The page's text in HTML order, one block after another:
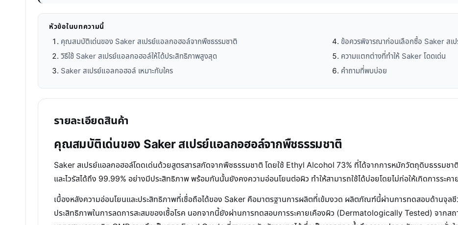
หัวข้อในบทความนี้
คุณสมบัติเด่นของ Saker สเปรย์แอลกอฮอล์จากพืชธรรมชาติ
วิธีใช้ Saker สเปรย์แอลกอฮอล์ให้ได้ประสิทธิภาพสูงสุด
Saker สเปรย์แอลกอฮอล์ เหมาะกับใคร
ข้อควรพิจารณาก่อนเลือกซื้อ Saker สเ
ความแตกต่างที่ทำให้ Saker โดดเด่น
คำถามที่พบบ่อย
รายละเอียดสินค้า
คุณสมบัติเด่นของ Saker สเปรย์แอลกอฮอล์จากพืชธรรมชาติ
Saker สเปรย์แอลกอฮอล์โดดเด่นด้วยสูตรสารสกัดจากพืชธรรมชาติ โดยใช้ Ethyl Alcohol 73% ที่ได้จากการหมักวัตถุดิบธรรมชา
และไวรัสได้ถึง 99.99% อย่างมีประสิทธิภาพ พร้อมกันนั้นยังคงความอ่อนโยนต่อผิว ทำให้สามารถใช้ได้บ่อยโดยไม่ก่อให้เกิดการระค
เบื้องหลังความอ่อนโยนและประสิทธิภาพที่เชื่อถือได้ของ Saker คือมาตรฐานการผลิตที่เข้มงวด ผลิตภัณฑ์นี้ผ่านการทดสอบด้านจุล
ประสิทธิภาพในการลดการสะสมของเชื้อโรค นอกจากนี้ยังผ่านการทดสอบการระคายเคืองผิว (Dermatologically Tested) จากส